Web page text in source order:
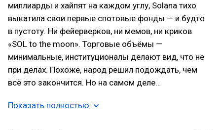
миллиарды и хайпят на каждом углу, Solana тихо
выкатила свои первые спотовые фонды — и будто
в пустоту. Ни фейерверков, ни мемов, ни криков
«SOL to the moon». Торговые объёмы —
минимальные, институционалы делают вид, что не
при делах. Похоже, народ решил подождать, чем
всё это закончится. Но на самом деле…
Показать полностью